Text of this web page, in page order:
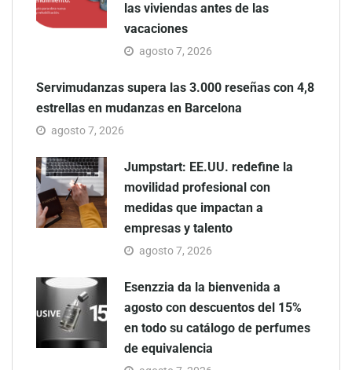
las viviendas antes de las
vacaciones
agosto 7, 2026
Servimudanzas supera las 3.000 reseñas con 4,8
estrellas en mudanzas en Barcelona
agosto 7, 2026
Jumpstart: EE.UU. redefine la
movilidad profesional con
medidas que impactan a
empresas y talento
agosto 7, 2026
Esenzzia da la bienvenida a
agosto con descuentos del 15%
en todo su catálogo de perfumes
de equivalencia